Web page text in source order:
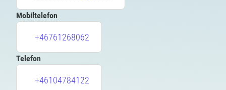
Mobiltelefon
+46761268062
Telefon
+46104784122